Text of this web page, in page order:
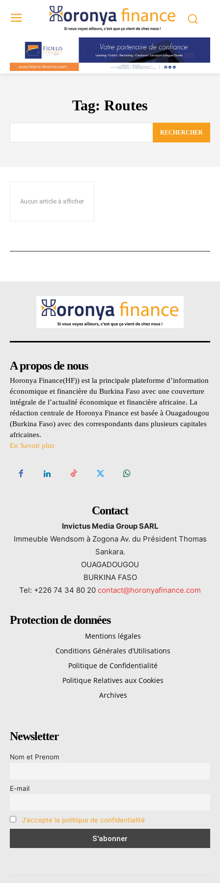
Tag: Routes
RECHERCHER
Aucun article à afficher
A propos de nous
Horonya Finance(HF)) est la principale plateforme d’information
économique et financière du Burkina Faso avec une couverture
intégrale de l’actualité économique et financière africaine. La
rédaction centrale de Horonya Finance est basée à Ouagadougou
(Burkina Faso) avec des correspondants dans plusieurs capitales
africaines.
En Savoir plus
Contact
Invictus Media Group SARL
Immeuble Wendsom à Zogona Av. du Président Thomas
Sankara.
OUAGADOUGOU
BURKINA FASO
Tel: +226 74 34 80 20 contact@horonyafinance.com
Protection de données
Mentions légales
Conditions Générales d’Utilisations
Politique de Confidentialité
Politique Relatives aux Cookies
Archives
Newsletter
Nom et Prenom
E-mail
J'accepte la politique de confidentialité